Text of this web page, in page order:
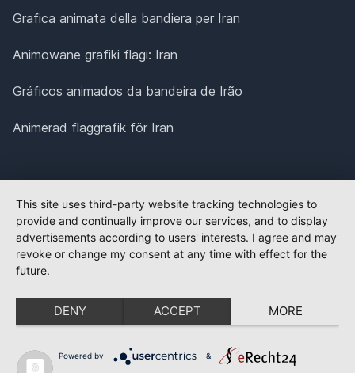
Grafica animata della bandiera per Iran
Animowane grafiki flagi: Iran
Gráficos animados da bandeira de Irão
Animerad flaggrafik för Iran
This site uses third-party website tracking technologies to
provide and continually improve our services, and to display
advertisements according to users' interests. I agree and may
revoke or change my consent at any time with effect for the
future.
DENY ACCEPT MORE
Powered by &